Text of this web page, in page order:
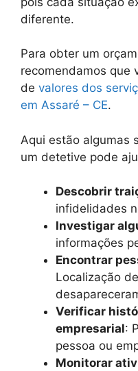
diferente.
Para obter um
recomendamos que
de valores dos
em Assaré – CE.
Aqui estão algumas
um detetive pode
Descobrir
infidelidades
Investigar
informações
Encontrar
Localização
Verificar
empresarial:
pessoa ou
Monitorar